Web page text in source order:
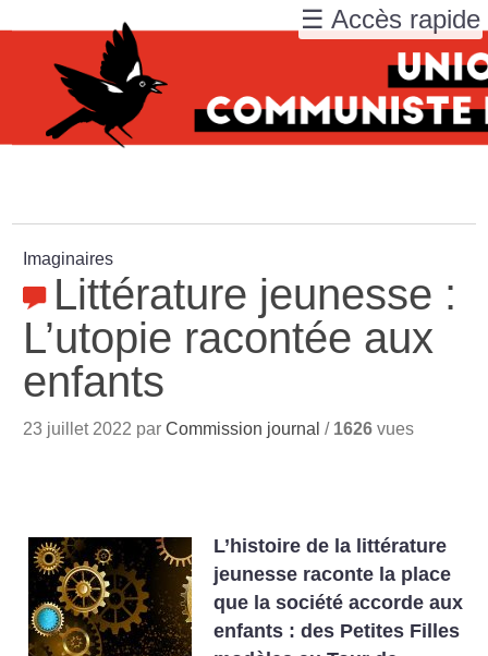
Imaginaires
Littérature jeunesse :
L’utopie racontée aux
enfants
23 juillet 2022 parCommission journal / 1626 vues
L’histoire de la littérature
jeunesse raconte la place
que la société accorde aux
enfants : des Petites Filles
☰ Accès rapide